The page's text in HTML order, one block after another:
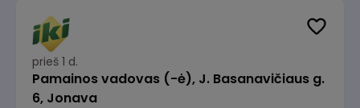
prieš 1 d.
Pamainos vadovas (-ė), J. Basanavičiaus g.
6, Jonava